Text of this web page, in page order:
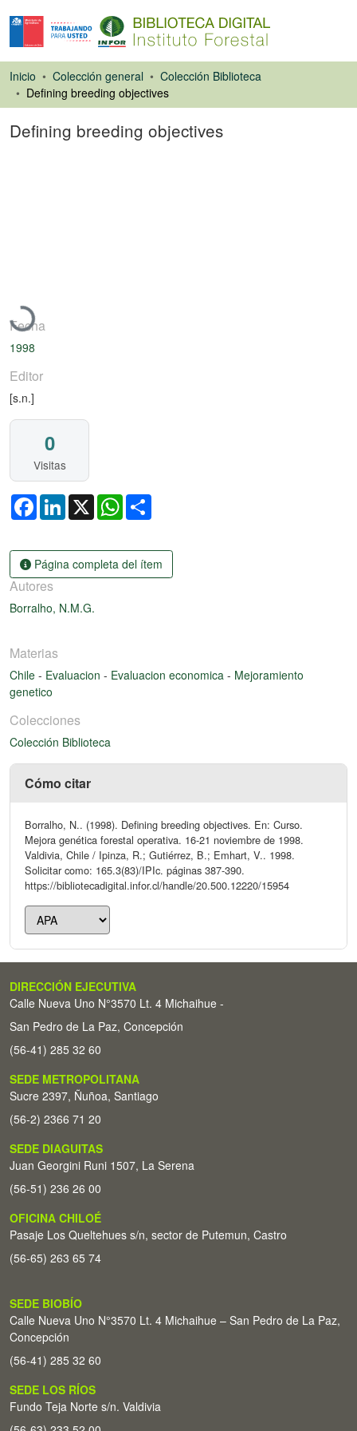
Inicio Colección general
Colección Biblioteca
Defining breeding objectives
Defining breeding objectives
Cargando...
Fecha
1998
Editor
[s.n.]
0
Visitas
FacebookLinkedIn
X WhatsApp
Página completa del ítem
Autores
Borralho, N.M.G.
Materias
Chile - Evaluacion - Evaluacion economica - Mejoramiento
genetico
Colecciones
Colección Biblioteca
Cómo citar
Borralho, N.. (1998). Defining breeding objectives. En: Curso.
Mejora genética forestal operativa. 16-21 noviembre de 1998.
Valdivia, Chile / Ipinza, R.; Gutiérrez, B.; Emhart, V.. 1998.
Solicitar como: 165.3(83)/IPIc. páginas 387-390.
https://bibliotecadigital.infor.cl/handle/20.500.12220/15954
DIRECCIÓN EJECUTIVA
Calle Nueva Uno N°3570 Lt. 4 Michaihue -
San Pedro de La Paz, Concepción
(56-41) 285 32 60
SEDE METROPOLITANA
Sucre 2397, Ñuñoa, Santiago
(56-2) 2366 71 20
SEDE DIAGUITAS
Juan Georgini Runi 1507, La Serena
(56-51) 236 26 00
OFICINA CHILOÉ
Pasaje Los Queltehues s/n, sector de Putemun, Castro
(56-65) 263 65 74
SEDE BIOBÍO
Calle Nueva Uno N°3570 Lt. 4 Michaihue – San Pedro de La Paz,
Concepción
(56-41) 285 32 60
SEDE LOS RÍOS
Fundo Teja Norte s/n. Valdivia